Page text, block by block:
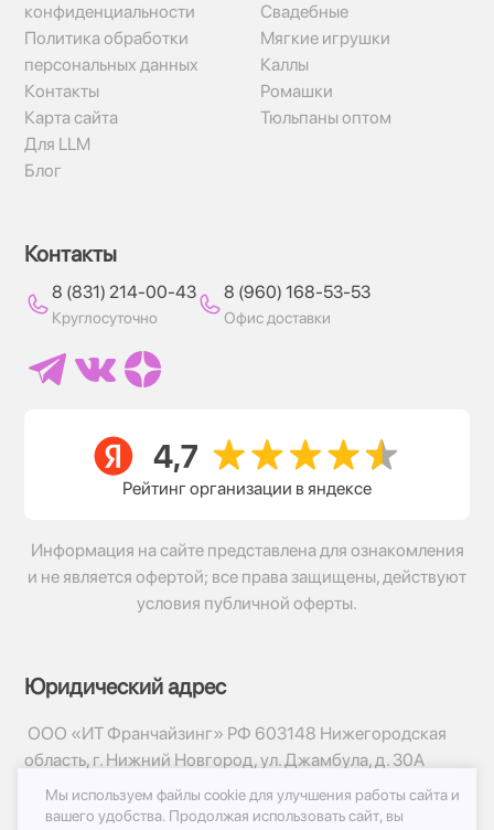
конфиденциальности
Политика обработки
персональных данных
Контакты
Карта сайта
Для LLM
Блог
Свадебные
Мягкие игрушки
Каллы
Ромашки
Тюльпаны оптом
Контакты
8 (831) 214-00-43
Круглосуточно
8 (960) 168-53-53
Офис доставки
Рейтинг организации в яндексе
Информация на сайте представлена для ознакомления
и не является офертой; все права защищены, действуют
условия публичной оферты.
Юридический адрес
ООО «ИТ Франчайзинг» РФ 603148 Нижегородская
область, г. Нижний Новгород, ул. Джамбула, д. 30А
© 2017-2026г, База Цветов 24.ру
Мы используем файлы cookie для улучшения работы сайта и
вашего удобства. Продолжая использовать сайт, вы